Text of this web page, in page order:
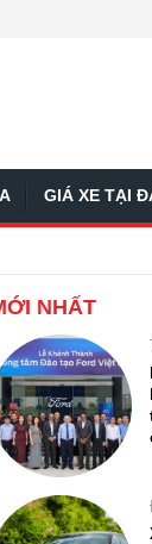
GIÁ XE TẠI
NHẤT